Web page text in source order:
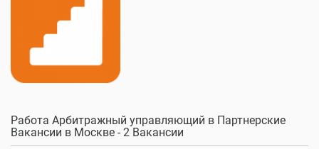
Работа Арбитражный управляющий в Партнерские
Вакансии в Москве - 2 Вакансии